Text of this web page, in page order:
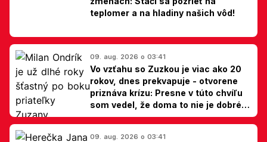
teplomer a na hladiny našich vôd!
09. aug. 2026 o 03:41
Vo vzťahu so Zuzkou je viac ako 20
rokov, dnes prekvapuje - otvorene
priznáva krízu: Presne v túto chvíľu
som vedel, že doma to nie je dobré,
hovorí Milan Ondrík
09. aug. 2026 o 03:41